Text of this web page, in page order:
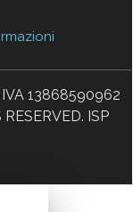
13868590962
ISP